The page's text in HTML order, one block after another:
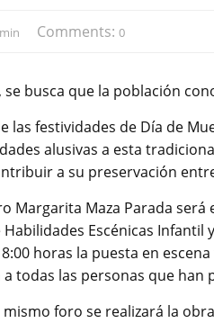
Comments: 0
busca que la población
las festividades de Día de
alusivas a esta
a su preservación
Margarita Maza Parada
Escénicas
horas la puesta en
todas las personas que han
mismo foro se realizará la